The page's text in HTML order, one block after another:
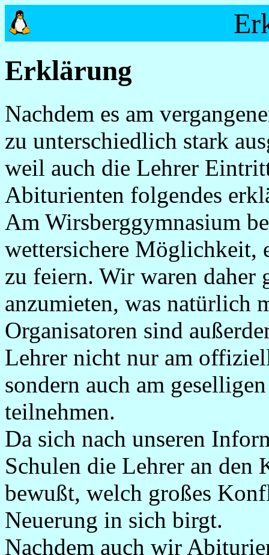
Erklärung
Nachdem es am
zu unterschiedlich stark
weil auch die Lehrer
Abiturienten folgendes
Am Wirsberggymnasium
wettersichere Möglichkeit,
zu feiern. Wir waren daher
anzumieten, was natürlich
Organisatoren sind
Lehrer nicht nur am
sondern auch am
teilnehmen.
Da sich nach unseren
Schulen die Lehrer an den
bewußt, welch großes
Neuerung in sich birgt.
Nachdem auch wir